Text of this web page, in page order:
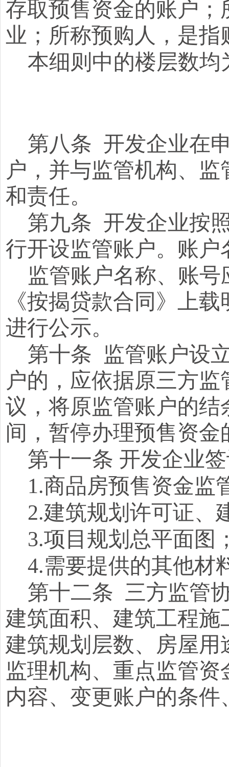
存取预售资金的账户
业；所称预购人，是
本细则中的楼层数
第八条 开发企业在
户，并与监管机构、
和责任。
第九条 开发企业按
行开设监管账户。账户
监管账户名称、账
《按揭贷款合同》上
进行公示。
第十条
监管账户设
户的，应依据原三方
议，将原监管账户的
间，暂停办理预售资
第十一条 开发企业
1.商品房预售资金监
2.建筑规划许可证、
3.项目规划总平面图
4.需要提供的其他材
第十二条 三方监管
建筑面积、建筑工程
建筑规划层数、房屋
监理机构、重点监管
内容、变更账户的条